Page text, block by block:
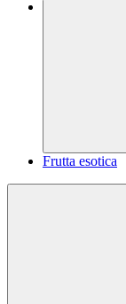
Frutta esotica